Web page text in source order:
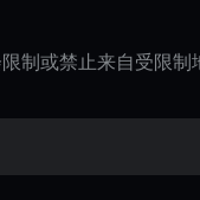
制或禁止来自受限